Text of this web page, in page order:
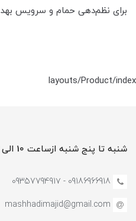
برای نظم‌دهی حمام و سرویس
layouts/Product/index
شنبه تا پنج شنبه ازساعت 10 الی 22 پاسخگوی شما هستیم
09186966918 - 0935779491۷
mashhadimajid@gmail.com